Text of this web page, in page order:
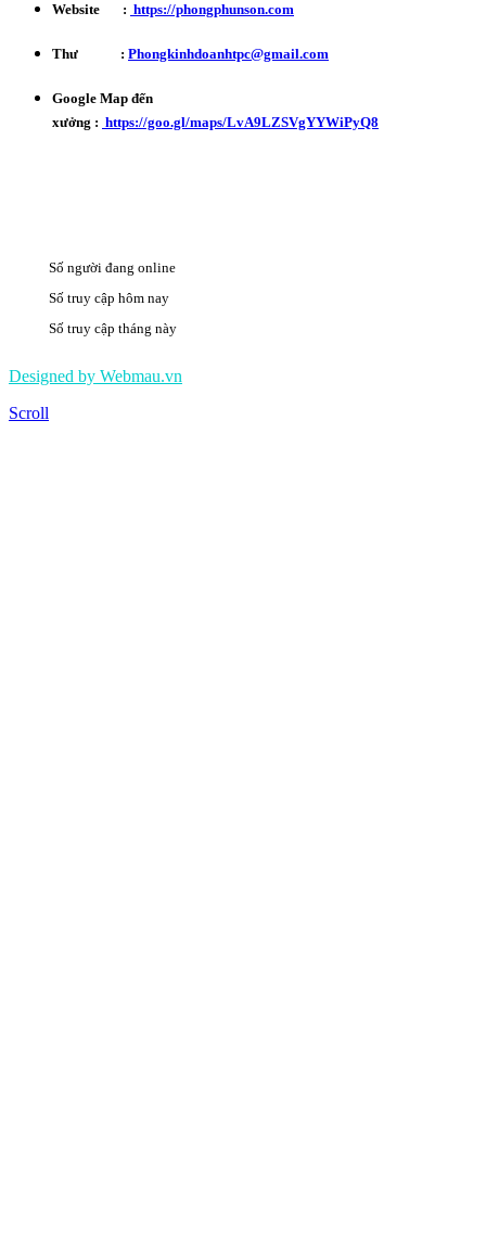
Website : https://phongphunson.com
Thư : Phongkinhdoanhtpc@gmail.com
Google Map đến
xưởng : https://goo.gl/maps/LvA9LZSVgYYWiPyQ8
Số người đang online
Số truy cập hôm nay
Số truy cập tháng này
Designed by Webmau.vn
Scroll